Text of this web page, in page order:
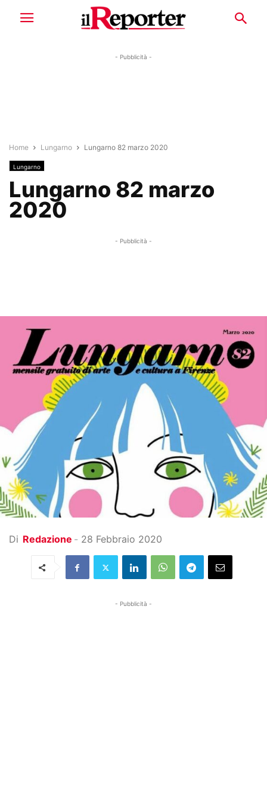
- Pubblicità -
Home Lungarno Lungarno 82 marzo 2020
Lungarno
Lungarno 82 marzo
2020
- Pubblicità -
Di Redazione - 28 Febbraio 2020
- Pubblicità -